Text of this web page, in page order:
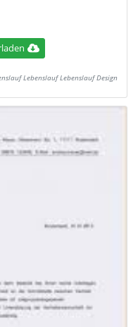
Lebenslauf Lebenslauf Design